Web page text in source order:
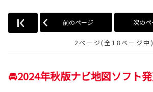
前のページ 次のペ
2ページ(全18ページ中)
🚘2024年秋版ナビ地図ソフト